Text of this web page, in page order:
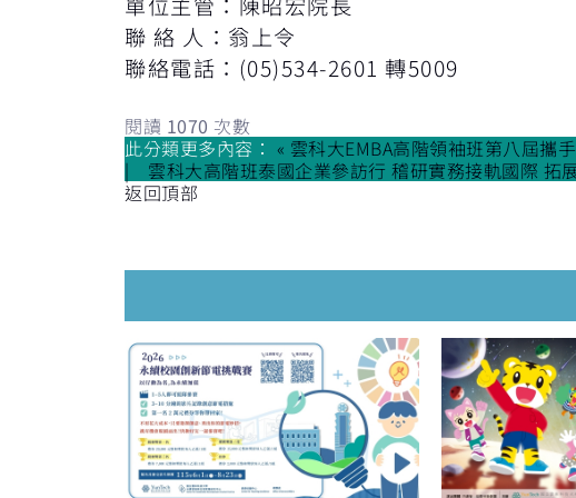
聯 絡 人：翁上令
聯絡電話：(05)534-2601 轉5009
閱讀 1070 次數
此分類更多內容： « 雲科大EMBA高階領袖班第八屆攜
雲科大高階班泰國企業參訪行 稽研實務接軌國際 拓
返回頂部